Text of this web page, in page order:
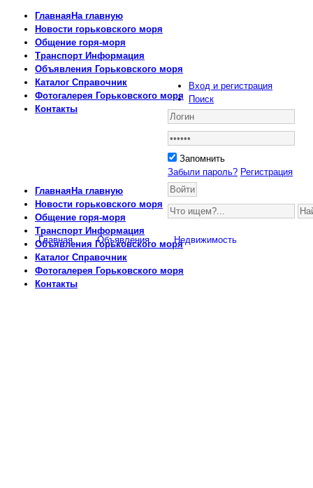
Главная На главную
Новости горьковского моря
Общение горя-моря
Транспорт Информация
Объявления Горьковского моря
Каталог Справочник
Фотогалерея Горьковского моря
Контакты
Вход и регистрация
Поиск
Запомнить
Забыли пароль? Регистрация
Главная На главную
Новости горьковского моря
Общение горя-моря
Транспорт Информация
Объявления Горьковского моря
Каталог Справочник
Фотогалерея Горьковского моря
Контакты
Главная Объявления Недвижимость